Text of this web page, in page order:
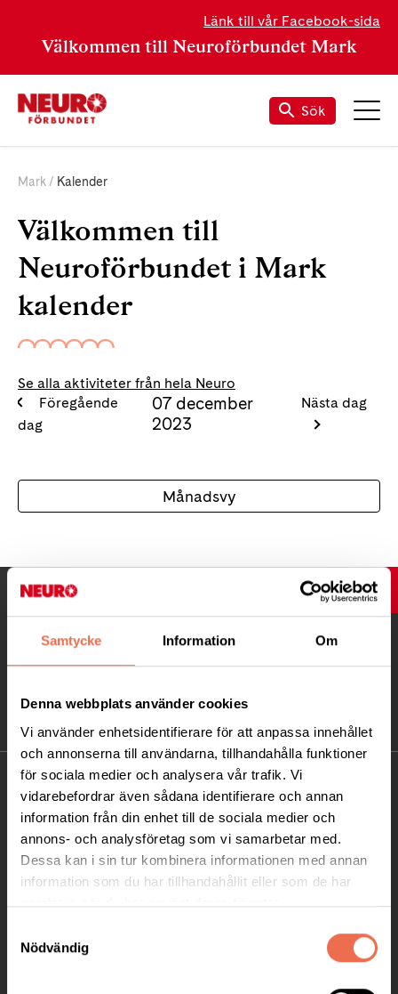
Samtycke Information Om
Denna webbplats använder cookies
Vi använder enhetsidentifierare för att anpassa innehållet
och annonserna till användarna, tillhandahålla funktioner
för sociala medier och analysera vår trafik. Vi
vidarebefordrar även sådana identifierare och annan
information från din enhet till de sociala medier och
annons- och analysföretag som vi samarbetar med.
Dessa kan i sin tur kombinera informationen med annan
information som du har tillhandahållit eller som de har
samlat in när du har använt deras tjänster.
Nödvändig
Länk till vår Facebook-sida
Välkommen till Neuroförbundet Mark
Sök
Mark Kalender
Välkommen till
Neuroförbundet i Mark
kalender
Se alla aktiviteter från hela Neuro
Föregående
dag
07 december
2023
Nästa dag
Månadsvy
UPP
KONTAKT
C/O Ewa Andersson Hagberg
, 519 96 Fotskäl
Postadress: